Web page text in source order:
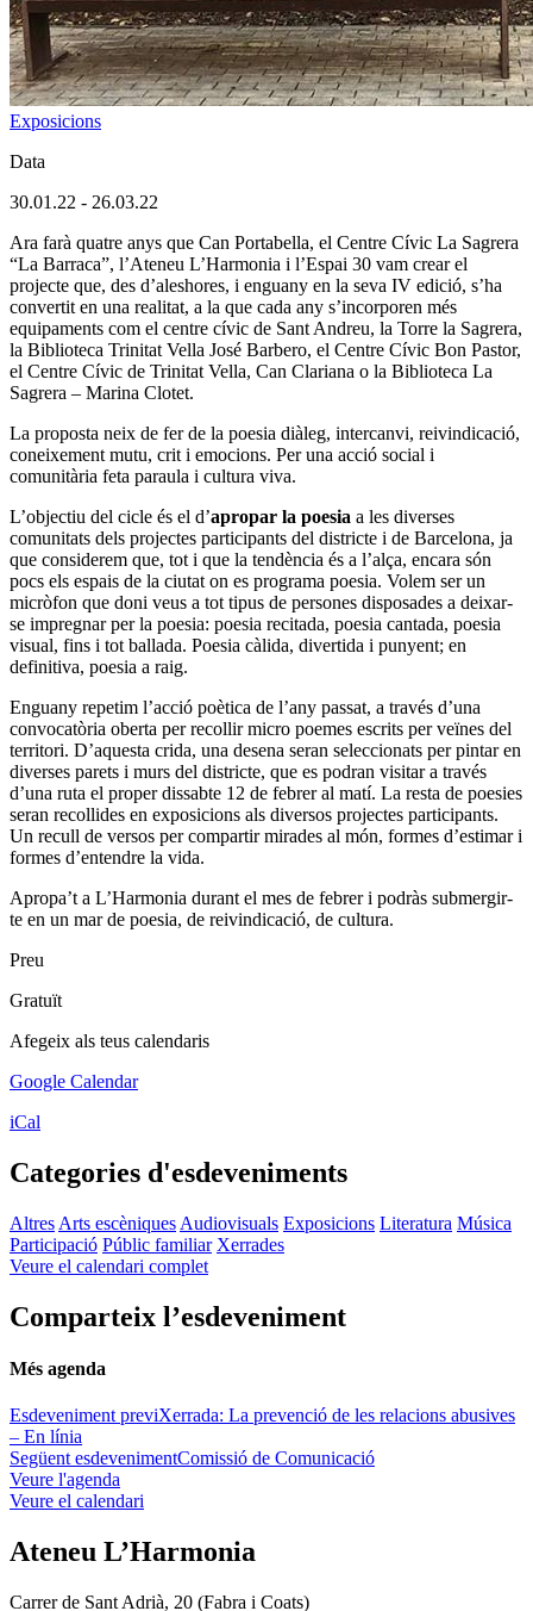
Exposicions
Data
30.01.22 - 26.03.22
Ara farà quatre anys que Can Portabella, el Centre Cívic La Sagrera
“La Barraca”, l’Ateneu L’Harmonia i l’Espai 30 vam crear el
projecte que, des d’aleshores, i enguany en la seva IV edició, s’ha
convertit en una realitat, a la que cada any s’incorporen més
equipaments com el centre cívic de Sant Andreu, la Torre la Sagrera,
la Biblioteca Trinitat Vella José Barbero, el Centre Cívic Bon Pastor,
el Centre Cívic de Trinitat Vella, Can Clariana o la Biblioteca La
Sagrera – Marina Clotet.
La proposta neix de fer de la poesia diàleg, intercanvi, reivindicació,
coneixement mutu, crit i emocions. Per una acció social i
comunitària feta paraula i cultura viva.
L’objectiu del cicle és el d’apropar la poesia a les diverses
comunitats dels projectes participants del districte i de Barcelona, ja
que considerem que, tot i que la tendència és a l’alça, encara són
pocs els espais de la ciutat on es programa poesia. Volem ser un
micròfon que doni veus a tot tipus de persones disposades a deixar-
se impregnar per la poesia: poesia recitada, poesia cantada, poesia
visual, fins i tot ballada. Poesia càlida, divertida i punyent; en
definitiva, poesia a raig.
Enguany repetim l’acció poètica de l’any passat, a través d’una
convocatòria oberta per recollir micro poemes escrits per veïnes del
territori. D’aquesta crida, una desena seran seleccionats per pintar en
diverses parets i murs del districte, que es podran visitar a través
d’una ruta el proper dissabte 12 de febrer al matí. La resta de poesies
seran recollides en exposicions als diversos projectes participants.
Un recull de versos per compartir mirades al món, formes d’estimar i
formes d’entendre la vida.
Apropa’t a L’Harmonia durant el mes de febrer i podràs submergir-
te en un mar de poesia, de reivindicació, de cultura.
Preu
Gratuït
Afegeix als teus calendaris
Google Calendar
iCal
Categories d'esdeveniments
Altres Arts escèniques Audiovisuals Exposicions Literatura Música
Participació Públic familiar Xerrades
Veure el calendari complet
Comparteix l’esdeveniment
Més agenda
Esdeveniment previXerrada: La prevenció de les relacions abusives
– En línia
Següent esdevenimentComissió de Comunicació
Veure l'agenda
Veure el calendari
Ateneu L’Harmonia
Carrer de Sant Adrià, 20 (Fabra i Coats)